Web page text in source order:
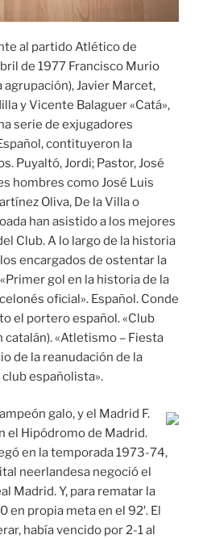
al partido Atlético de
de 1977 Francisco Murio
Javier Marcet,
y Vicente Balaguer «Catá»,
serie de exjugadores
contituyeron la
Puyaltó, Jordi; Pastor, José
hombres como José Luis
Oliva, De la Villa o
han asistido a los mejores
Club. A lo largo de la historia
encargados de ostentar la
gol en la historia de la
oficial». Español. Conde
el portero español. «Club
catalán). «Atletismo – Fiesta
de la reanudación de la
españolista».
galo, y el Madrid F.
el Hipódromo de Madrid.
en la temporada 1973-74,
neerlandesa negoció el
Madrid. Y, para rematar la
en propia meta en el 92′. El
había vencido por 2-1 al